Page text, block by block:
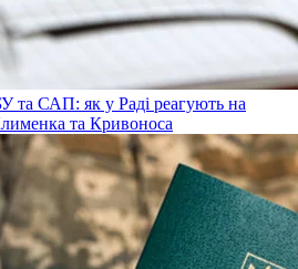
САП: як у Раді реагують на
та Кривоноса